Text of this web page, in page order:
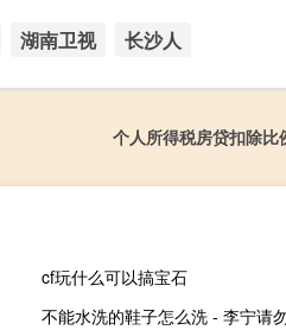
湖南卫视 长沙人
个人所得税房贷扣除
cf玩什么可以搞宝石
不能水洗的鞋子怎么洗 - 李宁请